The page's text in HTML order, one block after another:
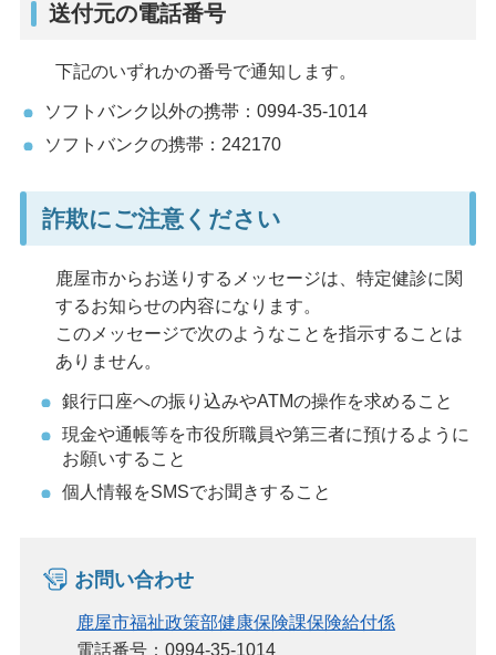
送付元の電話番号
下記のいずれかの番号で通知します。
ソフトバンク以外の携帯：0994-35-1014
ソフトバンクの携帯：242170
詐欺にご注意ください
鹿屋市からお送りするメッセージは、特定健診に関
するお知らせの内容になります。
このメッセージで次のようなことを指示することは
ありません。
銀行口座への振り込みやATMの操作を求めること
現金や通帳等を市役所職員や第三者に預けるように
お願いすること
個人情報をSMSでお聞きすること
お問い合わせ
鹿屋市福祉政策部健康保険課保険給付係
電話番号：0994-35-1014